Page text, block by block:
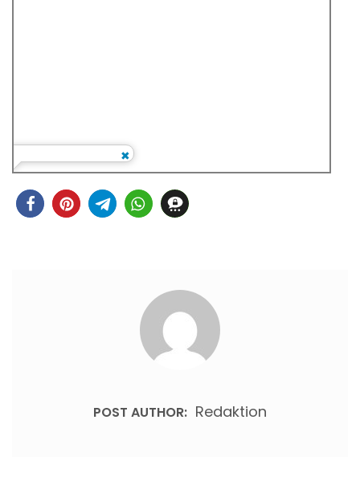
POST AUTHOR: Redaktion